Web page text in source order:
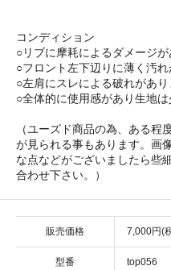
コンディション
○リブに摩耗によるダメージが
○フロント左下辺りに薄く汚れ
○左肩にスレによる破れがあり
○全体的に使用感があり生地は
（ユーズド商品の為、ある
が見られる事もあります。画
な点などがございましたら些
合わせ下さい。）
販売価格 7,000円(
型番 top056